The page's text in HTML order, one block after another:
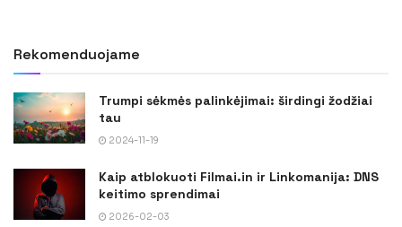
Rekomenduojame
Trumpi sėkmės palinkėjimai: širdingi žodžiai
tau
2024-11-19
Kaip atblokuoti Filmai.in ir Linkomanija: DNS
keitimo sprendimai
2026-02-03